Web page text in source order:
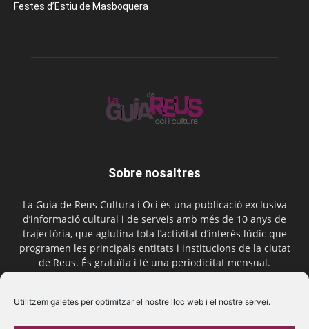
Utilitzem galetes per optimitzar el nostre lloc web i el nostre servei.
Festes d’Estiu de Masboquera
Sobre nosaltres
La Guia de Reus Cultura i Oci és una publicació exclusiva
d’informació cultural i de serveis amb més de 10 anys de
trajectòria, que aglutina tota l’activitat d’interès lúdic que
programen les principals entitats i institucions de la ciutat
de Reus. És gratuïta i té una periodicitat mensual.